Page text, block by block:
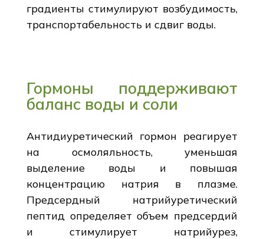
градиенты стимулируют возбудимость,
транспортабельность и сдвиг воды.
Гормоны поддерживают
баланс воды и соли
Антидиуретический гормон реагирует
на осмоляльность, уменьшая
выделение воды и повышая
концентрацию натрия в плазме.
Предсердный натрийуретический
пептид определяет объем предсердий
и стимулирует натрийурез,